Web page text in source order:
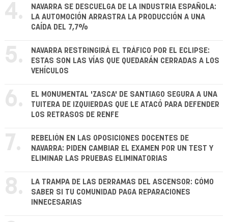
4.
NAVARRA SE DESCUELGA DE LA INDUSTRIA ESPAÑOLA:
LA AUTOMOCIÓN ARRASTRA LA PRODUCCIÓN A UNA
CAÍDA DEL 7,7%
5.
NAVARRA RESTRINGIRÁ EL TRÁFICO POR EL ECLIPSE:
ESTAS SON LAS VÍAS QUE QUEDARÁN CERRADAS A LOS
VEHÍCULOS
6.
EL MONUMENTAL 'ZASCA' DE SANTIAGO SEGURA A UNA
TUITERA DE IZQUIERDAS QUE LE ATACÓ PARA DEFENDER
LOS RETRASOS DE RENFE
7.
REBELIÓN EN LAS OPOSICIONES DOCENTES DE
NAVARRA: PIDEN CAMBIAR EL EXAMEN POR UN TEST Y
ELIMINAR LAS PRUEBAS ELIMINATORIAS
8.
LA TRAMPA DE LAS DERRAMAS DEL ASCENSOR: CÓMO
SABER SI TU COMUNIDAD PAGA REPARACIONES
INNECESARIAS